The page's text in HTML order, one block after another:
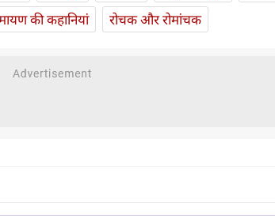
की कहानियां रोचक और रोमांचक